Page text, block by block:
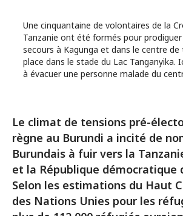
Une cinquantaine de volontaires de la
Tanzanie ont été formés pour
secours à Kagunga et dans le centre
place dans le stade du Lac Tanganyika.
à évacuer une personne malade du
Le climat de tensions pré-
règne au Burundi a incité de
Burundais à fuir vers la
et la République démocratique
Selon les estimations du Haut
des Nations Unies pour les